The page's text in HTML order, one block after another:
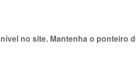
no site. Mantenha o ponteiro